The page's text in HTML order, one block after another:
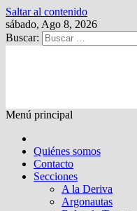
Saltar al contenido
sábado, Ago 8, 2026
Buscar:
Menú principal
Quiénes somos
Contacto
Secciones
A la Deriva
Argonautas